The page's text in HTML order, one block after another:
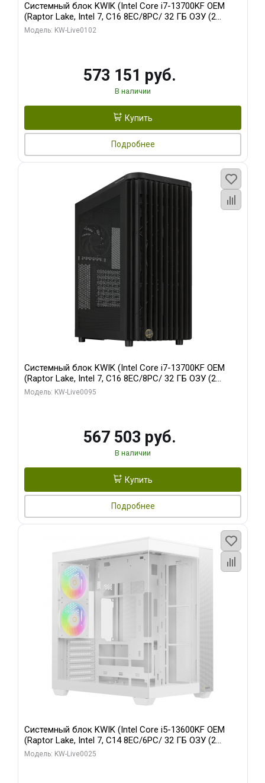
Системный блок KWIK (Intel Core i7-13700KF OEM
(Raptor Lake, Intel 7, C16 8EC/8PC/ 32 ГБ ОЗУ (2
модуля)/ Afox RTX4090 24GB GDDR6X 384-Bit 3xDP
Модель: KW-Live0102
573 151 руб.
В наличии
Купить
Подробнее
Системный блок KWIK (Intel Core i7-13700KF OEM
(Raptor Lake, Intel 7, C16 8EC/8PC/ 32 ГБ ОЗУ (2
модуля)/ Afox RTX4090 24GB GDDR6X 384-Bit 3xDP
Модель: KW-Live0095
567 503 руб.
В наличии
Купить
Подробнее
Системный блок KWIK (Intel Core i5-13600KF OEM
(Raptor Lake, Intel 7, C14 8EC/6PC/ 32 ГБ ОЗУ (2
модуля)/ Gigabyte RTX5060 WINDFORCE OC 8GB
Модель: KW-Live0025